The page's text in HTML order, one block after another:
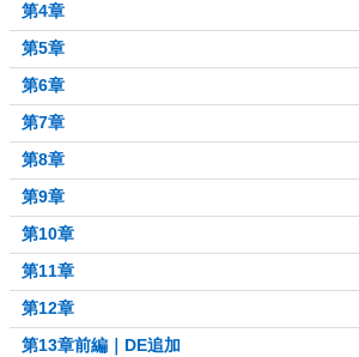
第4章
第5章
第6章
第7章
第8章
第9章
第10章
第11章
第12章
第13章前編｜DE追加